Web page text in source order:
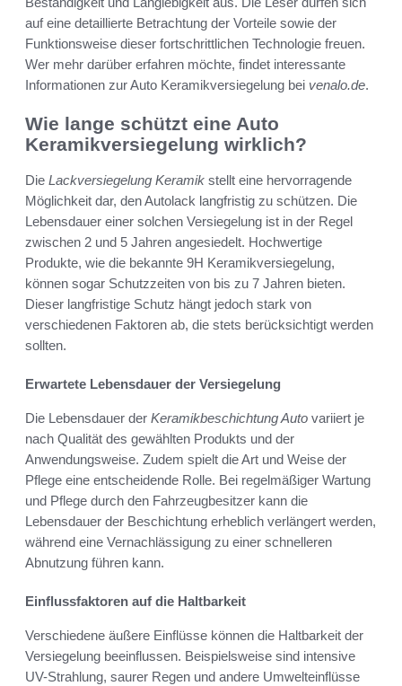
auf eine detaillierte Betrachtung der Vorteile sowie der
Funktionsweise dieser fortschrittlichen Technologie freuen.
Wer mehr darüber erfahren möchte, findet interessante
Informationen zur Auto Keramikversiegelung bei venalo.de.
Wie lange schützt eine Auto
Keramikversiegelung wirklich?
Die Lackversiegelung Keramik stellt eine hervorragende
Möglichkeit dar, den Autolack langfristig zu schützen. Die
Lebensdauer einer solchen Versiegelung ist in der Regel
zwischen 2 und 5 Jahren angesiedelt. Hochwertige
Produkte, wie die bekannte 9H Keramikversiegelung,
können sogar Schutzzeiten von bis zu 7 Jahren bieten.
Dieser langfristige Schutz hängt jedoch stark von
verschiedenen Faktoren ab, die stets berücksichtigt werden
sollten.
Erwartete Lebensdauer der Versiegelung
Die Lebensdauer der Keramikbeschichtung Auto variiert je
nach Qualität des gewählten Produkts und der
Anwendungsweise. Zudem spielt die Art und Weise der
Pflege eine entscheidende Rolle. Bei regelmäßiger Wartung
und Pflege durch den Fahrzeugbesitzer kann die
Lebensdauer der Beschichtung erheblich verlängert werden,
während eine Vernachlässigung zu einer schnelleren
Abnutzung führen kann.
Einflussfaktoren auf die Haltbarkeit
Verschiedene äußere Einflüsse können die Haltbarkeit der
Versiegelung beeinflussen. Beispielsweise sind intensive
UV-Strahlung, saurer Regen und andere Umwelteinflüsse